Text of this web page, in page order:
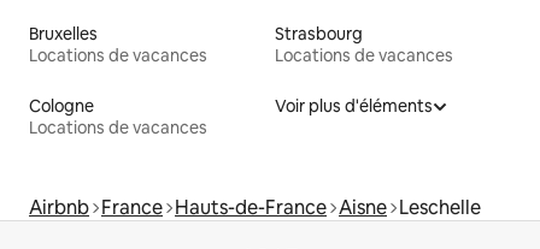
Bruxelles
Locations de vacances
Strasbourg
Locations de vacances
Cologne
Locations de vacances
Voir plus d'éléments
Airbnb France Hauts-de-France Aisne Leschelle